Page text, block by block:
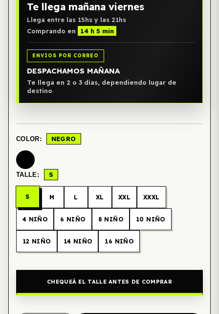
Te llega mañana viernes
Llega entre las 15hs y las 21hs
Comprando en
14 h 5 min
ENVIOS POR CORREO
DESPACHAMOS MAÑANA
Te llega en 2 o 3 días, dependiendo lugar de
destino
COLOR: NEGRO
TALLE: S
S M L XL XXL XXXL
4 NIÑO 6 NIÑO 8 NIÑO 10 NIÑO
12 NIÑO 14 NIÑO 16 NIÑO
CHEQUEÁ EL TALLE ANTES DE COMPRAR